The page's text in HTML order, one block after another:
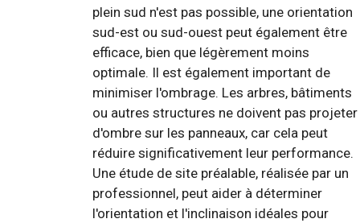
plein sud n'est pas possible, une orientation
sud-est ou sud-ouest peut également être
efficace, bien que légèrement moins
optimale. Il est également important de
minimiser l'ombrage. Les arbres, bâtiments
ou autres structures ne doivent pas projeter
d'ombre sur les panneaux, car cela peut
réduire significativement leur performance.
Une étude de site préalable, réalisée par un
professionnel, peut aider à déterminer
l'orientation et l'inclinaison idéales pour